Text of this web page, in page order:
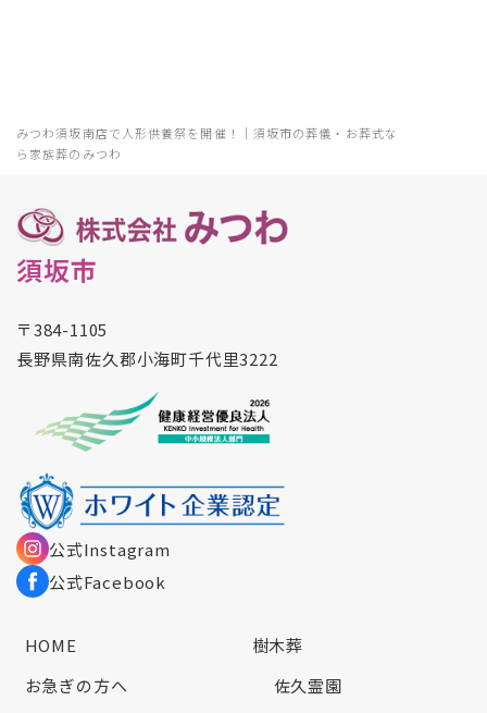
みつわ須坂南店で人形供養祭を開催！｜須坂市の葬儀・お葬式な
ら家族葬のみつわ
須坂市
〒384-1105
長野県南佐久郡小海町千代里3222
公式Instagram
公式Facebook
HOME
お急ぎの方へ
樹木葬
佐久霊園